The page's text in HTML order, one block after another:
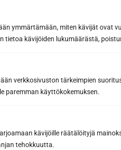
ymmärtämään, miten kävijät ovat
tietoa kävijöiden lukumäärästä,
verkkosivuston tärkeimpien
paremman käyttökokemuksen.
kävijöille räätälöityjä
tehokkuutta.
bästa bastuköpen